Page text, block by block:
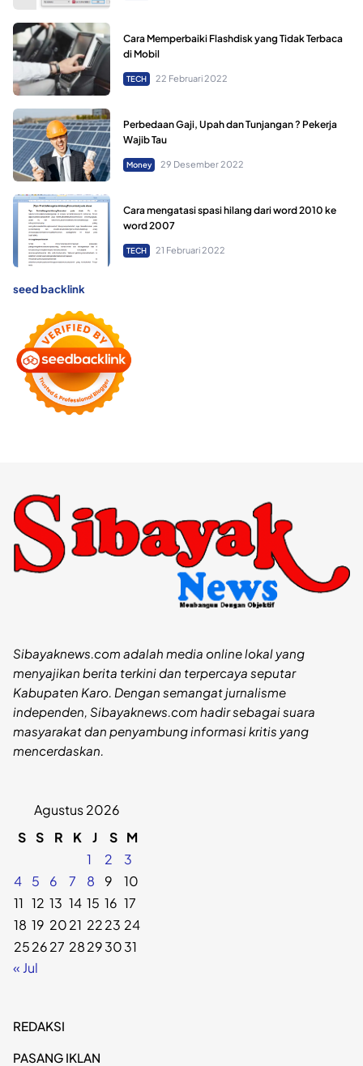
Cara Memperbaiki Flashdisk yang Tidak Terbaca
di Mobil
TECH 22 Februari 2022
Perbedaan Gaji, Upah dan Tunjangan ? Pekerja
Wajib Tau
Money 29 Desember 2022
Cara mengatasi spasi hilang dari word 2010 ke
word 2007
TECH 21 Februari 2022
seed backlink
Sibayaknews.com adalah media online lokal yang
menyajikan berita terkini dan terpercaya seputar
Kabupaten Karo. Dengan semangat jurnalisme
independen, Sibayaknews.com hadir sebagai suara
masyarakat dan penyambung informasi kritis yang
mencerdaskan.
Agustus 2026
S S R K J S M
1
2
3
4
5 6 7 8 9
10
11 12 13 14 15 16 17
18 19 2021 2223 24
252627 28293031
« Jul
REDAKSI
PASANG IKLAN